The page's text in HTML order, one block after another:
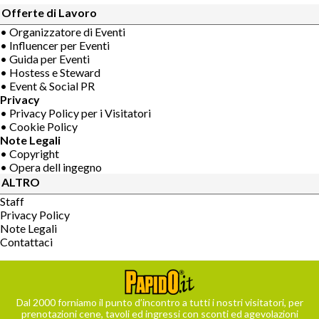
Offerte di Lavoro
• Organizzatore di Eventi
• Influencer per Eventi
• Guida per Eventi
• Hostess e Steward
• Event & Social PR
Privacy
• Privacy Policy per i Visitatori
• Cookie Policy
Note Legali
• Copyright
• Opera dell ingegno
ALTRO
Staff
Privacy Policy
Note Legali
Contattaci
Dal 2000 forniamo il punto d’incontro a tutti i nostri visitatori, per
prenotazioni cene, tavoli ed ingressi con sconti ed agevolazioni